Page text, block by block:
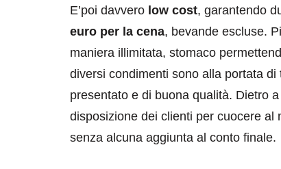
E’poi davvero low cost, garantendo
euro per la cena, bevande escluse.
maniera illimitata, stomaco
diversi condimenti sono alla portata
presentato e di buona qualità. Dietro
disposizione dei clienti per cuocere
senza alcuna aggiunta al conto finale.